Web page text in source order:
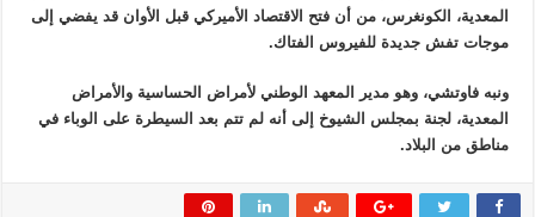
المعدية، الكونغرس، من أن فتح الاقتصاد الأميركي قبل الأوان قد يفضي إلى
موجات تفش جديدة للفيروس الفتاك.
ونبه فاوتشي، وهو مدير المعهد الوطني لأمراض الحساسية والأمراض
المعدية، لجنة بمجلس الشيوخ إلى أنه لم تتم بعد السيطرة على الوباء في
مناطق من البلاد.